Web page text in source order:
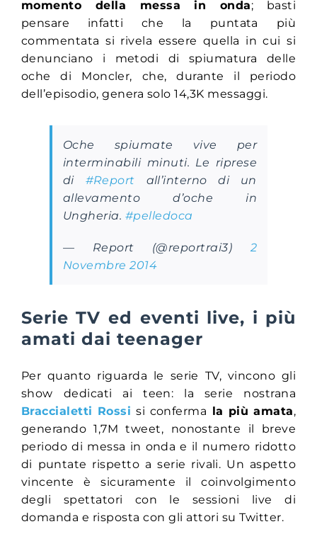
momento della messa in onda; basti
pensare infatti che la puntata più
commentata si rivela essere quella in cui si
denunciano i metodi di spiumatura delle
oche di Moncler, che, durante il periodo
dell’episodio, genera solo 14,3K messaggi.
Oche spiumate vive per
interminabili minuti. Le riprese
di #Report
all’interno di un
allevamento d’oche in
Ungheria. #pelledoca
— Report (@reportrai3) 2
Novembre 2014
Serie TV ed eventi live, i più
amati dai teenager
Per quanto riguarda le serie TV, vincono gli
show dedicati ai teen: la serie nostrana
Braccialetti Rossi si conferma la più amata,
generando 1,7M tweet, nonostante il breve
periodo di messa in onda e il numero ridotto
di puntate rispetto a serie rivali. Un aspetto
vincente è sicuramente il coinvolgimento
degli spettatori con le sessioni live di
domanda e risposta con gli attori su Twitter.